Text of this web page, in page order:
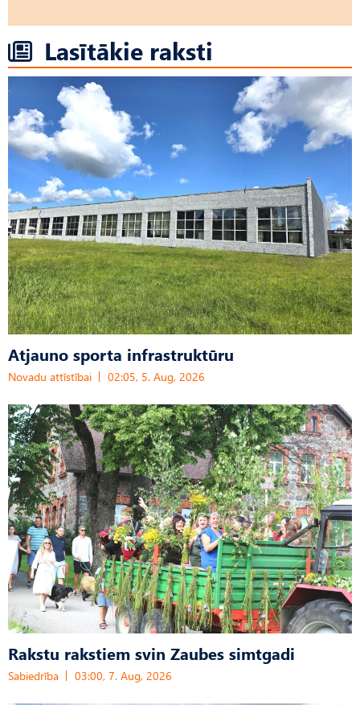
Lasītākie raksti
Atjauno sporta infrastruktūru
Novadu attīstībai 02:05, 5. Aug, 2026
Rakstu rakstiem svin Zaubes simtgadi
Sabiedrība 03:00, 7. Aug, 2026